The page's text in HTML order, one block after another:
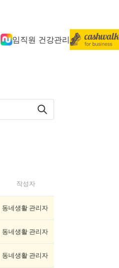
임직원 건강관리
작성자
동네생활 관리자
동네생활 관리자
동네생활 관리자